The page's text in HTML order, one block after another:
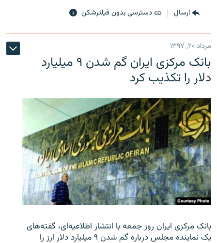
ارسال دسترسی بدون فیلترشکن
مرداد ۲۰, ۱۳۹۷
بانک مرکزی ایران گم شدن ۹ میلیارد
دلار را تکذیب کرد
بانک مرکزی ایران روز جمعه با انتشار اطلاعیه‌ای، گفته‌های
یک نماینده مجلس درباره گم شدن ۹ میلیارد دلار ارز را